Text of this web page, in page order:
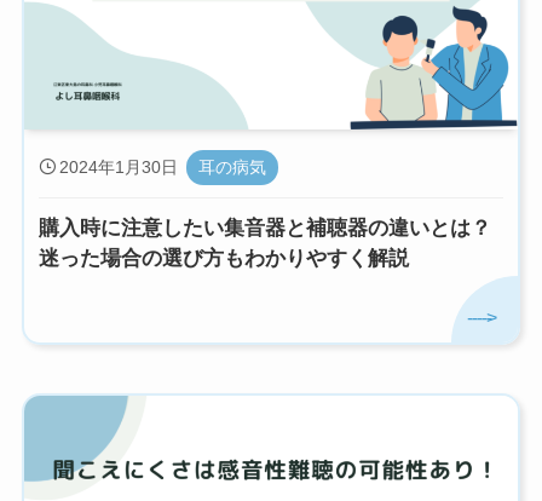
購入時に注意したい集音器と補聴器の違いとは？
迷った場合の選び方もわかりやすく解説
2024年1月30日 耳の病気